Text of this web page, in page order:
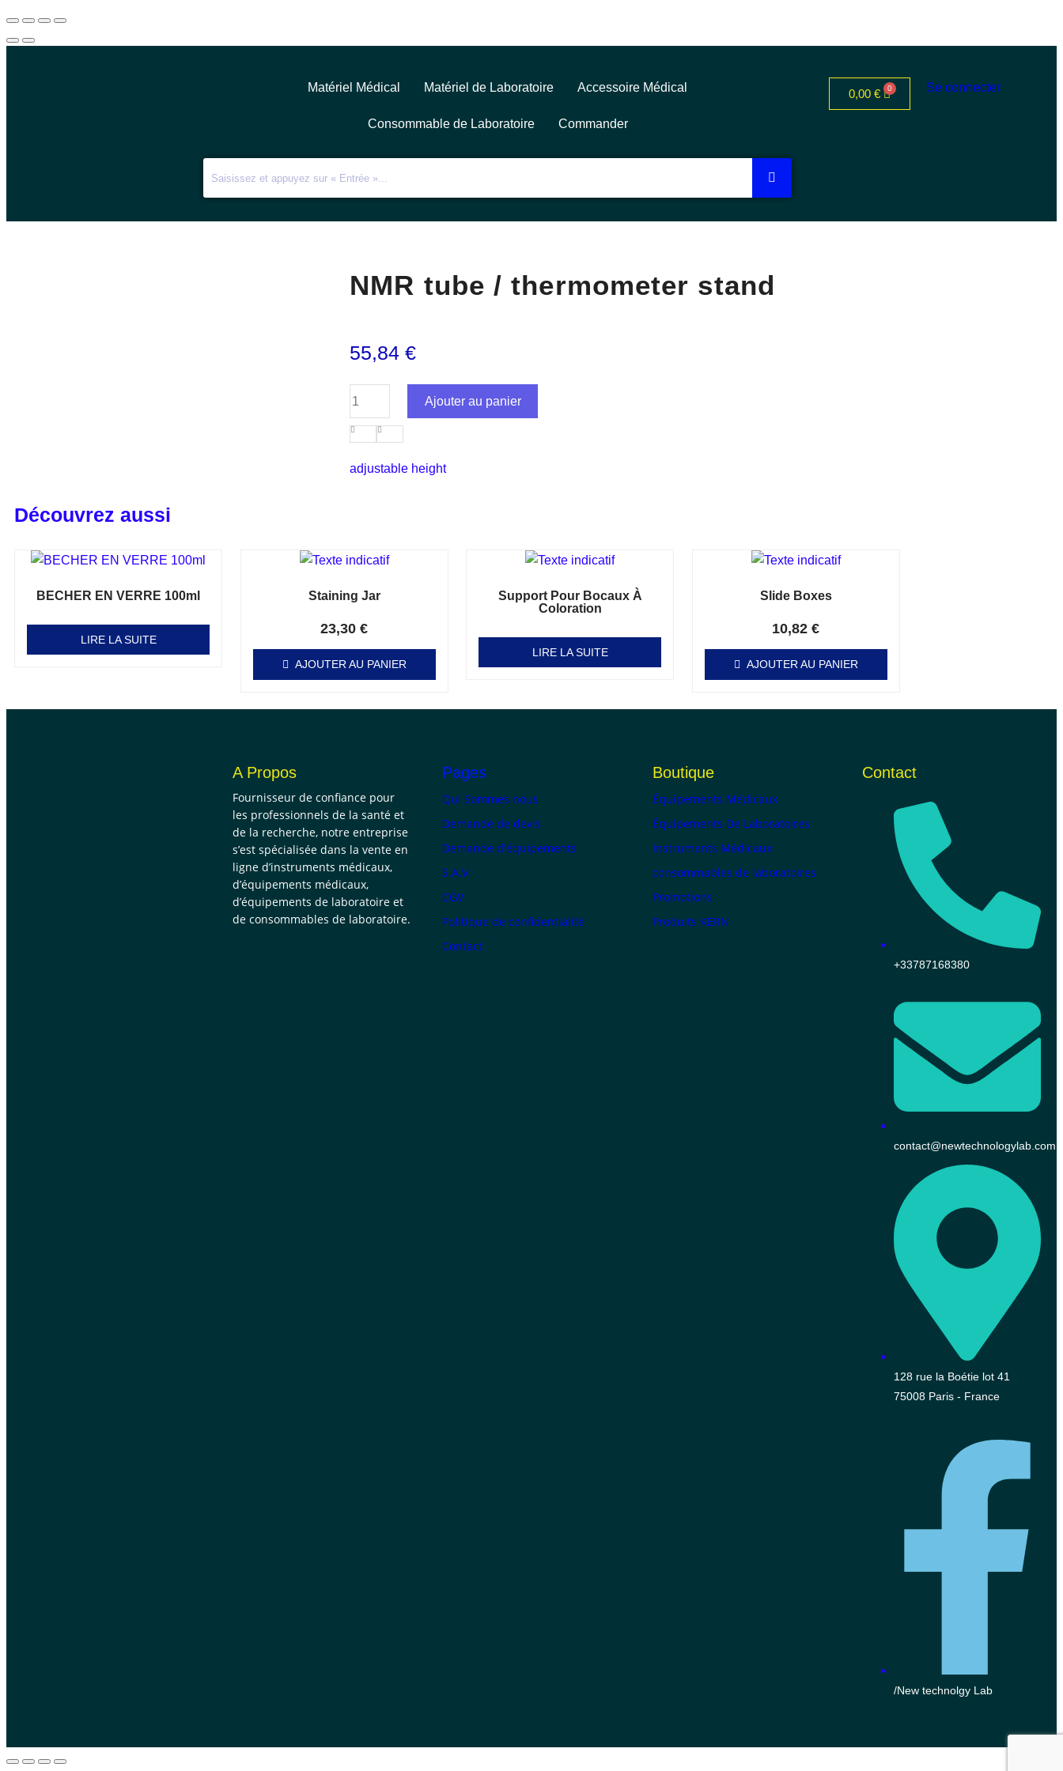
Matériel Médical Matériel de Laboratoire Accessoire Médical
Consommable de Laboratoire Commander
0,00 € Se connecter
NMR tube / thermometer stand
55,84€
Ajouter au panier
adjustable height
Découvrez aussi
BECHER EN VERRE 100ml
LIRE LA SUITE
Staining Jar
23,30€
AJOUTER AU PANIER
Support Pour Bocaux À
Coloration
LIRE LA SUITE
Slide Boxes
10,82€
AJOUTER AU PANIER
A Propos
Fournisseur de confiance pour
les professionnels de la santé et
de la recherche, notre entreprise
s’est spécialisée dans la vente en
ligne d’instruments médicaux,
d’équipements médicaux,
d’équipements de laboratoire et
de consommables de laboratoire.
Pages
Qui Sommes nous
Demande de devis
Demande d'équipements
S.A.V
CGV
Politique de confidentialité
Contact
Boutique
Équipements Médicaux
Équipements De Laboratoires
Instruments Médicaux
consommables de laboratoires
Promotions
Produits KERN
Contact
+33787168380
contact@newtechnologylab.com
128 rue la Boétie lot 41
75008 Paris - France
/New technolgy Lab